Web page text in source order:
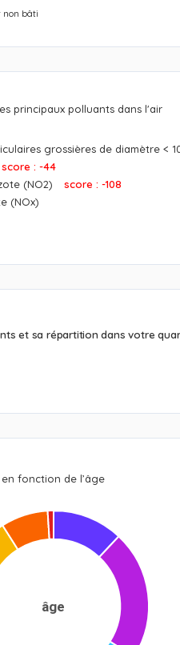
non bâti
principaux polluants dans l'air
grossières de diamètre <
score : -44
(NO2)
score : -108
(NOx)
et sa répartition dans votre
fonction de l’âge
âge